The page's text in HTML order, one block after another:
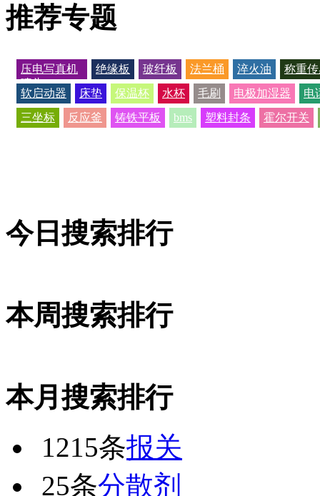
推荐专题
压电写真机
喷头
绝缘板 玻纤板 法兰桶 淬火油
称重
软启动器
床垫 保温杯 水杯 毛刷 电极加湿器
电
三坐标
反应釜 铸铁平板 bms 塑料封条 霍尔开关
今日搜索排行
本周搜索排行
本月搜索排行
1215条报关
25条分散剂